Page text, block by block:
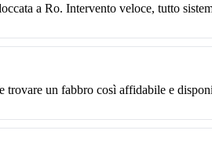
a Ro. Intervento veloce, tutto
un fabbro così affidabile e